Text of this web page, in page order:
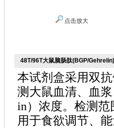
点击放大
48T/96T大鼠脑肠肽(BGP/
本试剂盒采用双
测大鼠血清、血
in）浓度。检测范
用于食欲调节、